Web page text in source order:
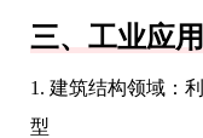
三、工业应
1. 建筑结构领域：
型